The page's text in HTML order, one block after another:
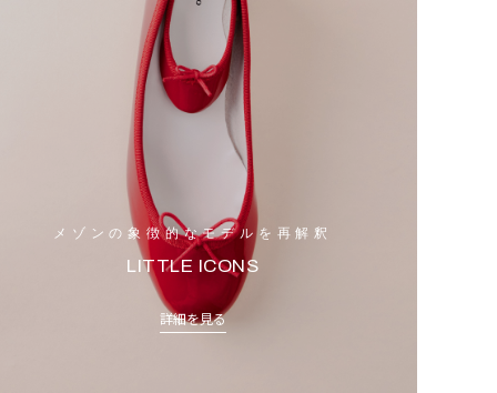
メゾンの象徴的なモデルを再解釈
LITTLE ICONS
詳細を見る